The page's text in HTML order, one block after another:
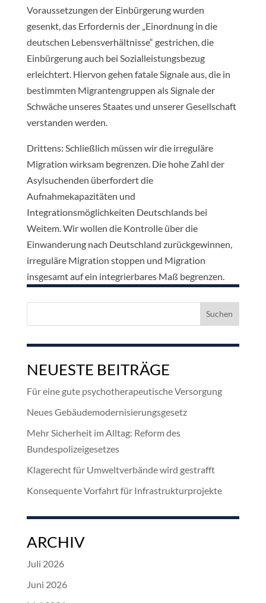
Voraussetzungen der Einbürgerung wurden
gesenkt, das Erfordernis der „Einordnung in die
deutschen Lebensverhältnisse“ gestrichen, die
Einbürgerung auch bei Sozialleistungsbezug
erleichtert. Hiervon gehen fatale Signale aus, die in
bestimmten Migrantengruppen als Signale der
Schwäche unseres Staates und unserer Gesellschaft
verstanden werden.
Drittens: Schließlich müssen wir die irreguläre
Migration wirksam begrenzen. Die hohe Zahl der
Asylsuchenden überfordert die
Aufnahmekapazitäten und
Integrationsmöglichkeiten Deutschlands bei
Weitem. Wir wollen die Kontrolle über die
Einwanderung nach Deutschland zurückgewinnen,
irreguläre Migration stoppen und Migration
insgesamt auf ein integrierbares Maß begrenzen.
Suchen
NEUESTE BEITRÄGE
Für eine gute psychotherapeutische Versorgung
Neues Gebäudemodernisierungsgesetz
Mehr Sicherheit im Alltag: Reform des
Bundespolizeigesetzes
Klagerecht für Umweltverbände wird gestrafft
Konsequente Vorfahrt für Infrastrukturprojekte
ARCHIV
Juli 2026
Juni 2026